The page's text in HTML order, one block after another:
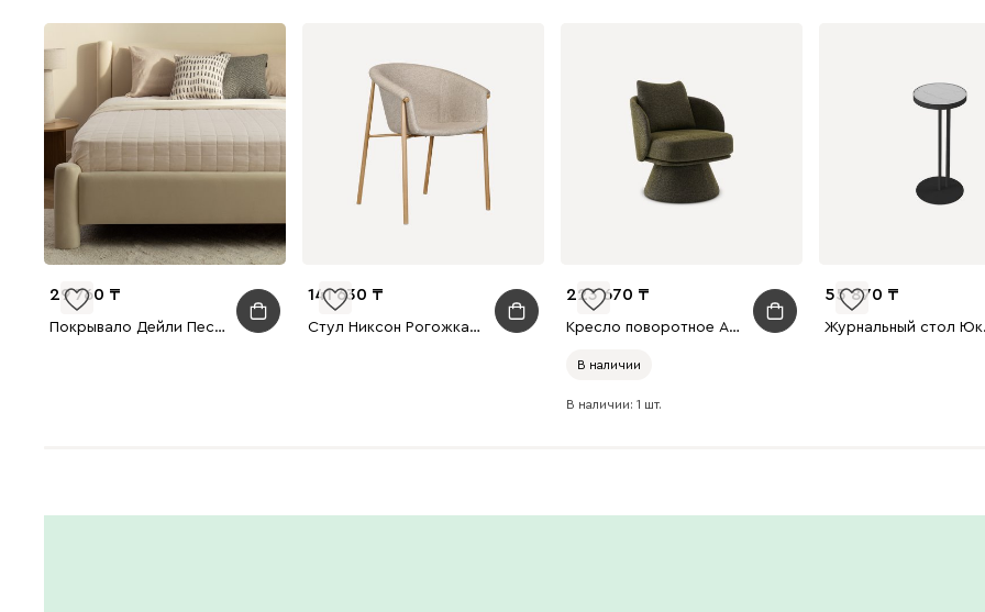
29 760
Покрывало Дейли Песочный 220x240
141 630
Стул Никсон Рогожка Бежевый/Натуральный
223 670
Кресло поворотное Асвен Рогожка Зеленый
В наличии
В наличии: 1 шт.
55 870